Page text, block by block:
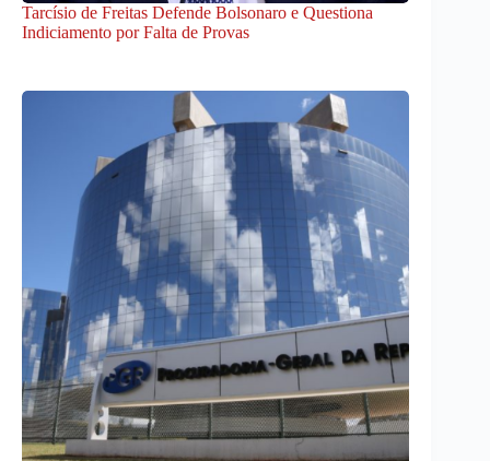
Tarcísio de Freitas Defende Bolsonaro e Questiona
Indiciamento por Falta de Provas